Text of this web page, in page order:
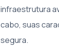
infraestrutura
cabo, suas
segura.